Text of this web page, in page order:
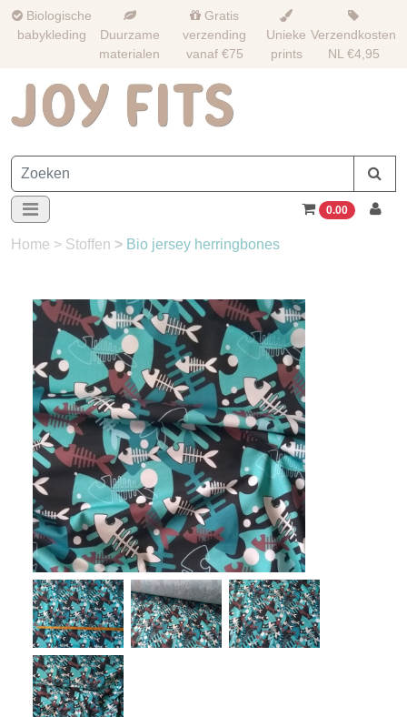
Biologische
babykleding
Duurzame
materialen
Gratis
verzending
vanaf €75
Unieke
prints
Verzendkosten
NL €4,95
0.00
Home > Stoffen > Bio jersey herringbones